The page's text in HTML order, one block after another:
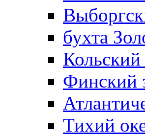
бухта
Кольский
Финский
Тихий